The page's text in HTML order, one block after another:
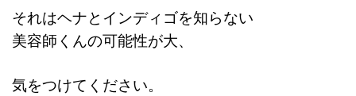
それはヘナとインディゴを知らない
美容師くんの可能性が大、
気をつけてください。